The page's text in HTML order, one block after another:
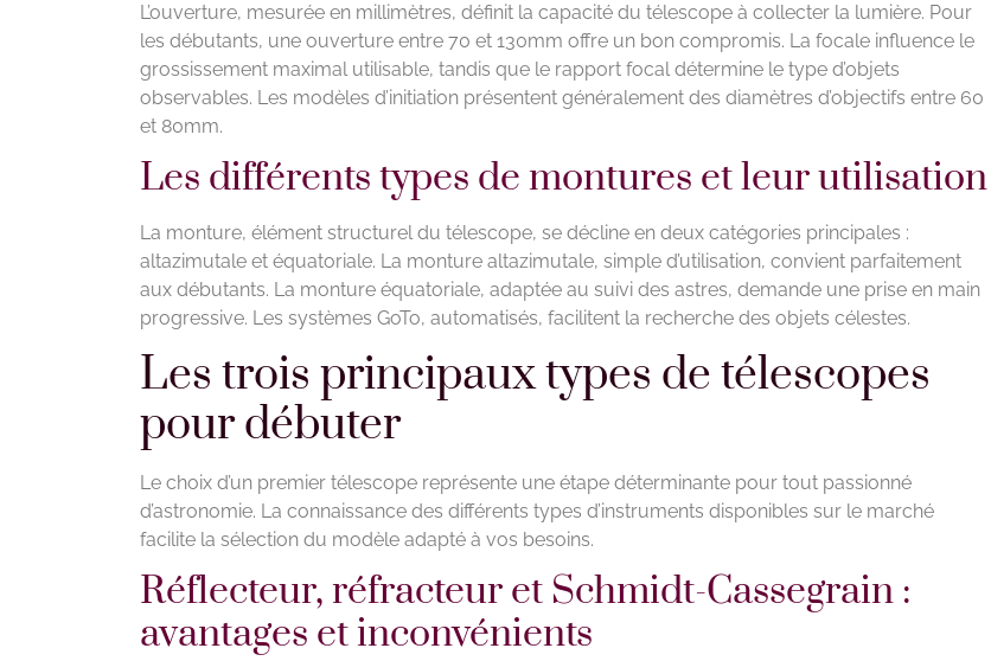
L’ouverture, mesurée en millimètres, définit la capacité du télescope à collecter la lumière. Pour
les débutants, une ouverture entre 70 et 130mm offre un bon compromis. La focale influence le
grossissement maximal utilisable, tandis que le rapport focal détermine le type d’objets
observables. Les modèles d’initiation présentent généralement des diamètres d’objectifs entre 60
et 80mm.
Les différents types de montures et leur utilisation
La monture, élément structurel du télescope, se décline en deux catégories principales :
altazimutale et équatoriale. La monture altazimutale, simple d’utilisation, convient parfaitement
aux débutants. La monture équatoriale, adaptée au suivi des astres, demande une prise en main
progressive. Les systèmes GoTo, automatisés, facilitent la recherche des objets célestes.
Les trois principaux types de télescopes
pour débuter
Le choix d’un premier télescope représente une étape déterminante pour tout passionné
d’astronomie. La connaissance des différents types d’instruments disponibles sur le marché
facilite la sélection du modèle adapté à vos besoins.
Réflecteur, réfracteur et Schmidt-Cassegrain :
avantages et inconvénients